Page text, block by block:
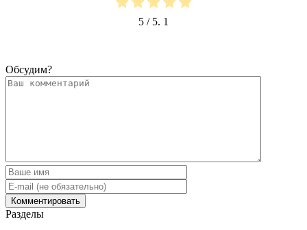
5 / 5. 1
Обсудим?
Разделы